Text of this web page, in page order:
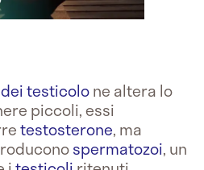
testicolone altera lo
piccoli, essi
testosterone, ma
spermatozoi, un